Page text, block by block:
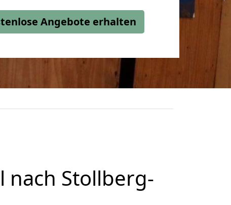
Angebote erhalten
nach Stollberg-